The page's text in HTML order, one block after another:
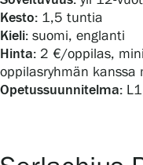
Kesto: 1,5 tuntia
Kieli: suomi, englanti
Hinta: 2 €/oppilas,
oppilasryhmän kanssa
Opetussuunnitelma: